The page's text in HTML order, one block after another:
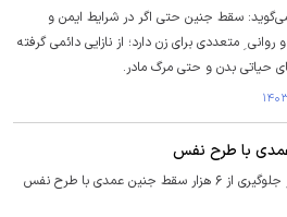
سقط جنین حتی اگر در شرایط ایمن و
متعددی برای زن دارد؛ از نازایی دائمی گرفته
حیاتی بدن و حتی مرگ مادر.
رئیس سازمان بسیج جامعه پزشکی از جلوگیری از ۶ هزار سقط جنین عمدی با طرح نفس